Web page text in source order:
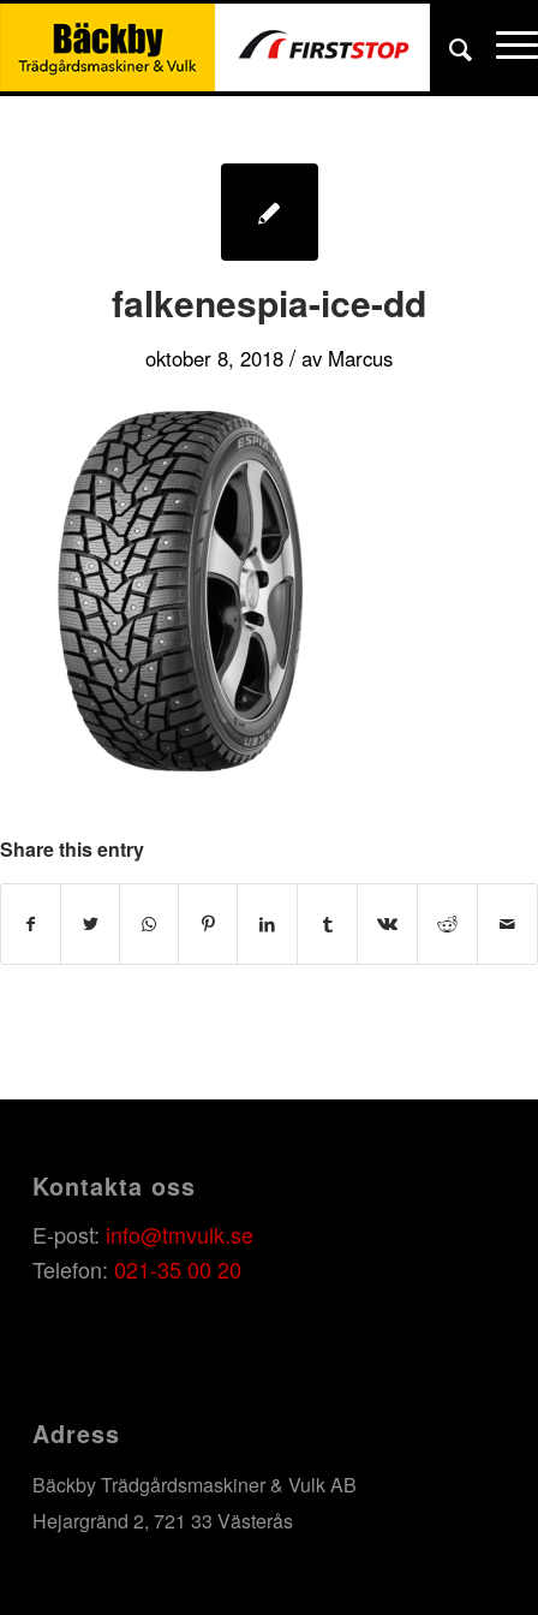
falkenespia-ice-dd
oktober 8, 2018 / av Marcus
Share this entry
Kontakta oss
E-post: info@tmvulk.se
Telefon: 021-35 00 20
Adress
Bäckby Trädgårdsmaskiner & Vulk AB
Hejargränd 2, 721 33 Västerås